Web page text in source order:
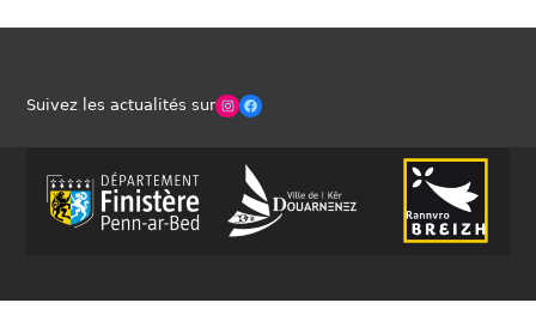
Suivez les actualités surWinches Club OfficielFacebook